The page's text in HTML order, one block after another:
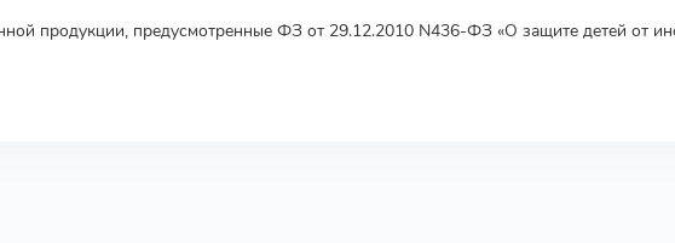
продукции, предусмотренные ФЗ от 29.12.2010 N436-ФЗ «О защите детей от